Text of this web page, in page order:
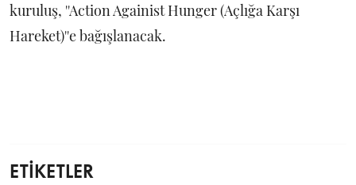
kuruluş, ''Action Againist Hunger (Açlığa Karşı
Hareket)''e bağışlanacak.
ETİKETLER